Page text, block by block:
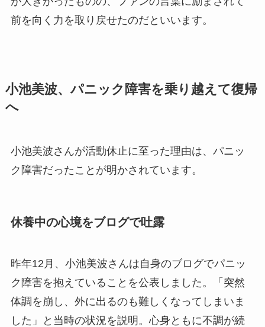
前を向く力を取り戻せたのだといいます。
小池美波、パニック障害を乗り越えて復帰
へ
小池美波さんが活動休止に至った理由は、パニッ
ク障害だったことが明かされています。
休養中の心境をブログで吐露
昨年12月、小池美波さんは自身のブログでパニッ
ク障害を抱えていることを公表しました。「突然
体調を崩し、外に出るのも難しくなってしまいま
した」と当時の状況を説明。心身ともに不調が続